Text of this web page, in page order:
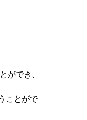
ができ、
ことがで